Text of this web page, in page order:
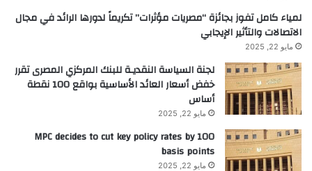
لمياء كامل تفوز بجائزة “مصريات مؤثرات” تكريماً لدورها الرائد في مجال
الاتصالات والتأثير الإيجابي
مايو 22, 2025
لجنة السياسة النقديـة للبنك المركزي المصرى تقرر
خفض أسعار العائد الأساسية بواقع 100 نقطة
أساس
مايو 22, 2025
MPC decides to cut key policy rates by 100
basis points
مايو 22, 2025